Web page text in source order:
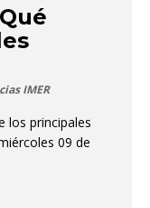
IMER
los principales
09 de